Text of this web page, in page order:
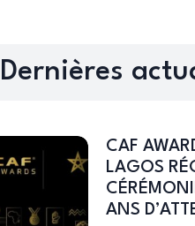
Dernières
CAF
LAGOS
ANS